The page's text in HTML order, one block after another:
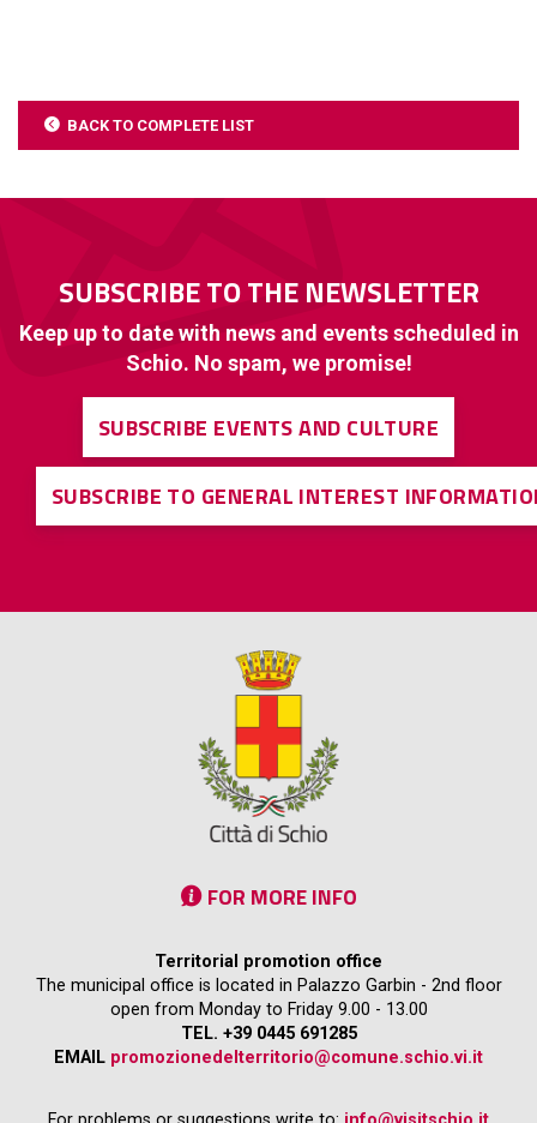
BACK TO COMPLETE LIST
SUBSCRIBE TO THE NEWSLETTER
Keep up to date with news and events scheduled in
Schio. No spam, we promise!
SUBSCRIBE EVENTS AND CULTURE
SUBSCRIBE TO GENERAL INTEREST
FOR MORE INFO
Territorial promotion office
The municipal office is located in Palazzo Garbin - 2nd floor
open from Monday to Friday 9.00 - 13.00
TEL. +39 0445 691285
EMAIL promozionedelterritorio@comune.schio.vi.it